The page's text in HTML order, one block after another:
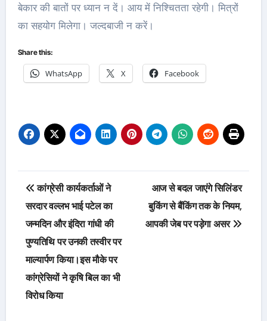
बेकार की बातों पर ध्यान न दें। आय में निश्चितता रहेगी। मित्रों
का सहयोग मिलेगा। जल्दबाजी न करें।
Share this:
WhatsApp X Facebook
Post
navigation
कांग्रेसी कार्यकर्ताओं ने
सरदार वल्लभ भाई पटेल का
जन्मदिन और इंदिरा गांधी की
पुण्यतिथि पर उनकी तस्वीर पर
माल्यार्पण किया।इस मौके पर
कांग्रेसियों ने कृषि बिल का भी
विरोध किया
आज से बदल जाएंगे सिलिंडर
बुकिंग से बैंकिंग तक के नियम,
आपकी जेब पर पड़ेगा असर